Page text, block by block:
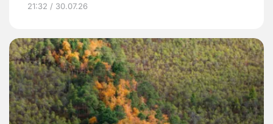
21:32 / 30.07.26